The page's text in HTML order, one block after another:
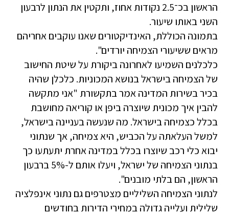
הראשון בכ־2.5 נקודות אחוז, ותקטין את הנתון לרבעון
השני באותו שיעור.
בתמונה הכוללת, האינדיקטורים שאנו עוקבים אחריהם
מראים ששיעורי הצמיחה יורדים".
כלכלנים השמיעו לאחרונה ביקורת על שיטת החישוב
של הצמיחה בישראל בנושא המכוניות. כלכלן שהיה
בכיר בשירות המדינה אמר בתקשורת "אני מתקשה
להבין איך מכונית שיוצרה ביפן או קוריאה מחושבת
בכלל כצמיחה בישראל. מה שנעשה בעניינה בישראל,
למשל העלאתה על הכביש, היא צמיחה, אך שנתוני
יבוא כלי רכב שיוצרו בכלל במדינה אחרת יתעתעו כך
בנתוני הצמיחה של ישראל, ויעלו אותם ל-5% ברבעון
הראשון, הם בלתי מובנים".
לנתוני הצמיחה השליליים מצטרפים גם נתוני אינפלציה
שלילית ועלייה גדולה במחירי הדירות בחודשים